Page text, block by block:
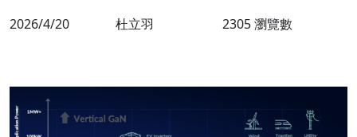
2026/4/20 杜立羽 2305 瀏覽數